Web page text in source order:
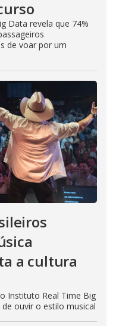
Data revela que 74%
de voar por um
a cultura
Instituto Real Time Big
ouvir o estilo musical